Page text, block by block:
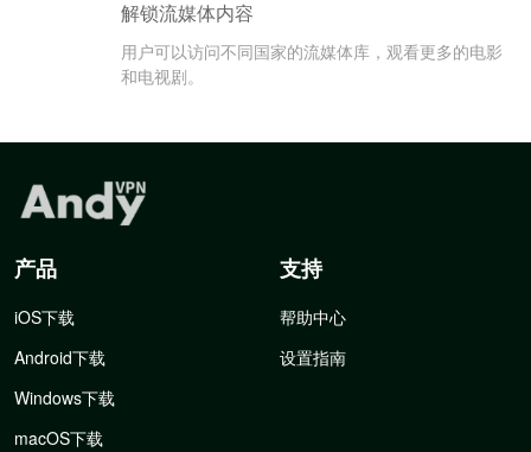
解锁流媒体内容
用户可以访问不同国家的流媒体库，观看更多的电影
和电视剧。
产品
iOS下载
Android下载
Windows下载
macOS下载
支持
帮助中心
设置指南